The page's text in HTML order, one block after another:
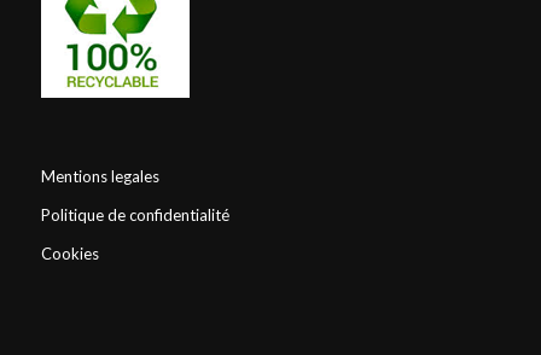
Mentions legales
Politique de confidentialité
Cookies